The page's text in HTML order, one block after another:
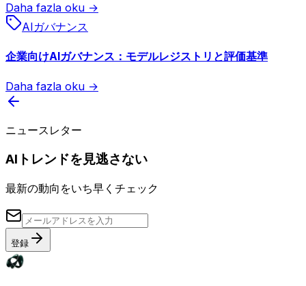
Daha fazla oku →
AIガバナンス
企業向けAIガバナンス：モデルレジストリと評価基準
Daha fazla oku →
ニュースレター
AIトレンドを見逃さない
最新の動向をいち早くチェック
登録